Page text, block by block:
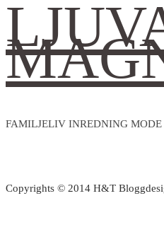
FAMILJELIV INREDNING MODE
Copyrights © 2014 H&T